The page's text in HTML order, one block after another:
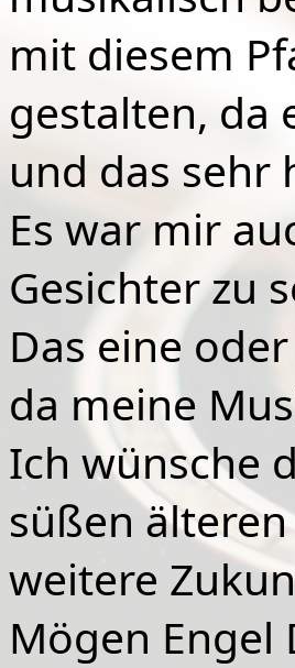
mit diesem
gestalten, da
und das sehr
Es war mir
Gesichter zu
Das eine
da meine
Ich wünsche
süßen
weitere
Mögen Engel